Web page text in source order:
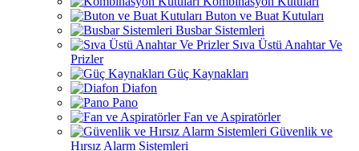
Buton ve Buat Kutuları
Busbar Sistemleri
Sıva Üstü Anahtar Ve
Prizler
Güç Kaynakları
Diafon
Pano
Fan ve Aspiratörler
Güvenlik ve
Hırsız Alarm Sistemleri